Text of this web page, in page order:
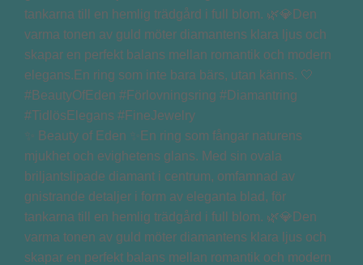
✨ Beauty of Eden ✨En ring som fångar naturens
mjukhet och evighetens glans. Med sin ovala
briljantslipade diamant i centrum, omfamnad av
gnistrande detaljer i form av eleganta blad, för
tankarna till en hemlig trädgård i full blom. 🌿💎Den
varma tonen av guld möter diamantens klara ljus och
skapar en perfekt balans mellan romantik och modern